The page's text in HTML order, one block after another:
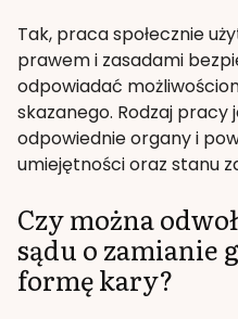
Tak, praca społecznie
prawem i zasadami
odpowiadać
skazanego. Rodzaj pracy
odpowiednie organy i
umiejętności oraz stanu
Czy można
sądu o zamianie
formę kary?